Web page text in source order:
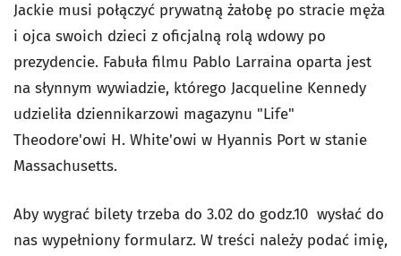
Jackie musi połączyć prywatną żałobę po stracie męża
i ojca swoich dzieci z oficjalną rolą wdowy po
prezydencie. Fabuła filmu Pablo Larraina oparta jest
na słynnym wywiadzie, którego Jacqueline Kennedy
udzieliła dziennikarzowi magazynu "Life"
Theodore'owi H. White'owi w Hyannis Port w stanie
Massachusetts.
Aby wygrać bilety trzeba do 3.02 do godz.10 wysłać do
nas wypełniony formularz. W treści należy podać imię,